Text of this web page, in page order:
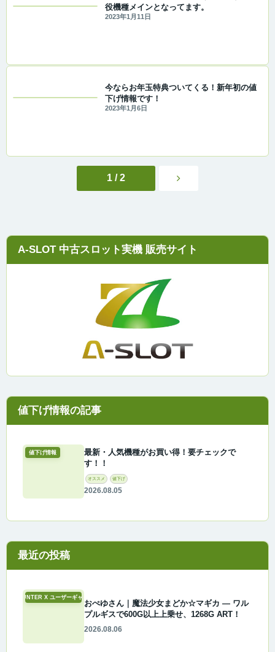
役機種メインとなってます。
2023年1月11日
今ならお年玉特典ついてくる！新年初の値
下げ情報です！
2023年1月6日
1 / 2
A-SLOT 中古スロット実機 販売サイト
値下げ情報
最新・人気機種がお買い得！要チェックで
す！！
オススメ 値下げ
2026.08.05
最近の投稿
A-COUNTER X ユーザーギャラリー
おぺゆさん｜魔法少女まどか☆マギカ ― ワル
プルギスで600G以上上乗せ、1268G ART！
2026.08.06